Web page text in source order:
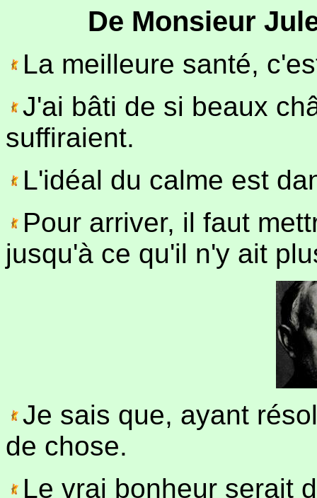
De Monsieur
La meilleure santé,
J'ai bâti de si beaux
suffiraient.
L'idéal du calme est
Pour arriver, il faut
jusqu'à ce qu'il n'y ait
Je sais que, ayant
de chose.
Le vrai bonheur serait